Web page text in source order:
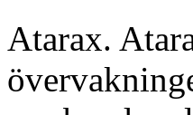
Atarax.